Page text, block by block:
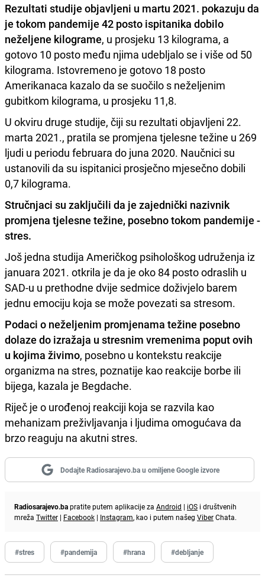
Rezultati studije objavljeni u martu 2021. pokazuju da
je tokom pandemije 42 posto ispitanika dobilo
neželjene kilograme, u prosjeku 13 kilograma, a
gotovo 10 posto među njima udebljalo se i više od 50
kilograma. Istovremeno je gotovo 18 posto
Amerikanaca kazalo da se suočilo s neželjenim
gubitkom kilograma, u prosjeku 11,8.
U okviru druge studije, čiji su rezultati objavljeni 22.
marta 2021., pratila se promjena tjelesne težine u 269
ljudi u periodu februara do juna 2020. Naučnici su
ustanovili da su ispitanici prosječno mjesečno dobili
0,7 kilograma.
Stručnjaci su zaključili da je zajednički nazivnik
promjena tjelesne težine, posebno tokom pandemije -
stres.
Još jedna studija Američkog psihološkog udruženja iz
januara 2021. otkrila je da je oko 84 posto odraslih u
SAD-u u prethodne dvije sedmice doživjelo barem
jednu emociju koja se može povezati sa stresom.
Podaci o neželjenim promjenama težine posebno
dolaze do izražaja u stresnim vremenima poput ovih
u kojima živimo, posebno u kontekstu reakcije
organizma na stres, poznatije kao reakcije borbe ili
bijega, kazala je Begdache.
Riječ je o urođenoj reakciji koja se razvila kao
mehanizam preživljavanja i ljudima omogućava da
brzo reaguju na akutni stres.
Dodajte Radiosarajevo.ba u omiljene Google izvore
Radiosarajevo.bapratite putem aplikacije za Android | iOS i društvenih
mreža Twitter | Facebook | Instagram, kao i putem našeg ViberChata.
#stres #pandemija #hrana #debljanje